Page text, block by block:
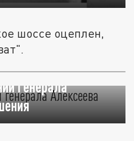
шоссе оцеплен,
генерала